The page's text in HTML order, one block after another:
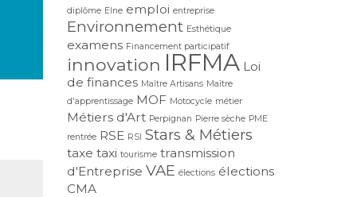
diplôme Elne emploi entreprise
Environnement Esthétique
examens Financement participatif
innovation IRFMA Loi
de finances Maître Artisans Maître
d'apprentissage MOF Motocycle métier
Métiers d'Art Perpignan Pierre sèche PME
rentrée RSE RSI Stars & Métiers
taxe taxi tourisme transmission
d'Entreprise VAE élections élections
CMA